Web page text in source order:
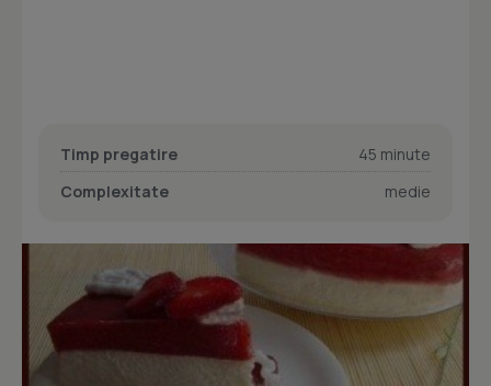
Timp pregatire
45 minute
Complexitate
medie